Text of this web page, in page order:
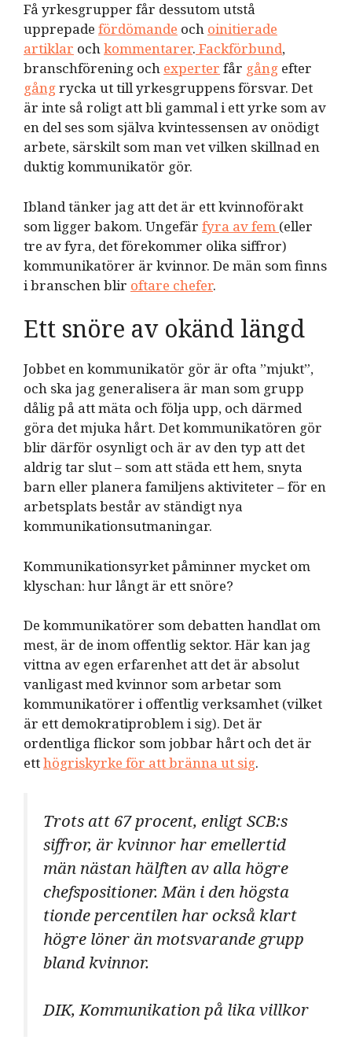
Få yrkesgrupper får dessutom utstå
upprepade fördömande och oinitierade
artiklar ochkommentarer. Fackförbund,
branschförening och experter får gång efter
gångrycka ut till yrkesgruppens försvar. Det
är inte så roligt att bli gammal i ett yrke som av
en del ses som själva kvintessensen av onödigt
arbete, särskilt som man vet vilken skillnad en
duktig kommunikatör gör.
Ibland tänker jag att det är ett kvinnoförakt
som ligger bakom. Ungefär fyra av fem (eller
tre av fyra, det förekommer olika siffror)
kommunikatörer är kvinnor. De män som finns
i branschen blir oftare chefer.
Ett snöre av okänd längd
Jobbet en kommunikatör gör är ofta ”mjukt”,
och ska jag generalisera är man som grupp
dålig på att mäta och följa upp, och därmed
göra det mjuka hårt. Det kommunikatören gör
blir därför osynligt och är av den typ att det
aldrig tar slut – som att städa ett hem, snyta
barn eller planera familjens aktiviteter – för en
arbetsplats består av ständigt nya
kommunikationsutmaningar.
Kommunikationsyrket påminner mycket om
klyschan: hur långt är ett snöre?
De kommunikatörer som debatten handlat om
mest, är de inom offentlig sektor. Här kan jag
vittna av egen erfarenhet att det är absolut
vanligast med kvinnor som arbetar som
kommunikatörer i offentlig verksamhet (vilket
är ett demokratiproblem i sig). Det är
ordentliga flickor som jobbar hårt och det är
etthögriskyrke för att bränna ut sig.
Trots att 67 procent, enligt SCB:s
siffror, är kvinnor har emellertid
män nästan hälften av alla högre
chefspositioner. Män i den högsta
tionde percentilen har också klart
högre löner än motsvarande grupp
bland kvinnor.
DIK, Kommunikation på lika villkor